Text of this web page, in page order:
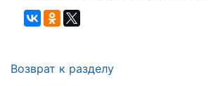
Возврат к разделу